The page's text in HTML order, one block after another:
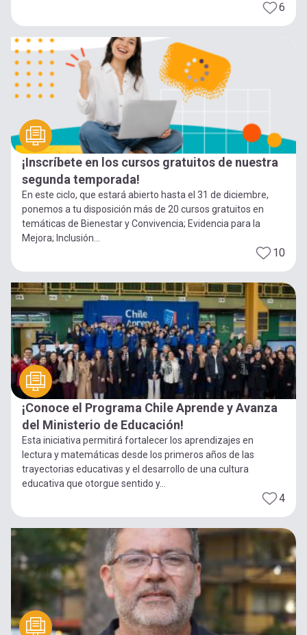
6
¡Inscríbete en los cursos gratuitos de nuestra
segunda temporada!
En este ciclo, que estará abierto hasta el 31 de diciembre,
ponemos a tu disposición más de 20 cursos gratuitos en
temáticas de Bienestar y Convivencia; Evidencia para la
Mejora; Inclusión...
10
¡Conoce el Programa Chile Aprende y Avanza
del Ministerio de Educación!
Esta iniciativa permitirá fortalecer los aprendizajes en
lectura y matemáticas desde los primeros años de las
trayectorias educativas y el desarrollo de una cultura
educativa que otorgue sentido y...
4